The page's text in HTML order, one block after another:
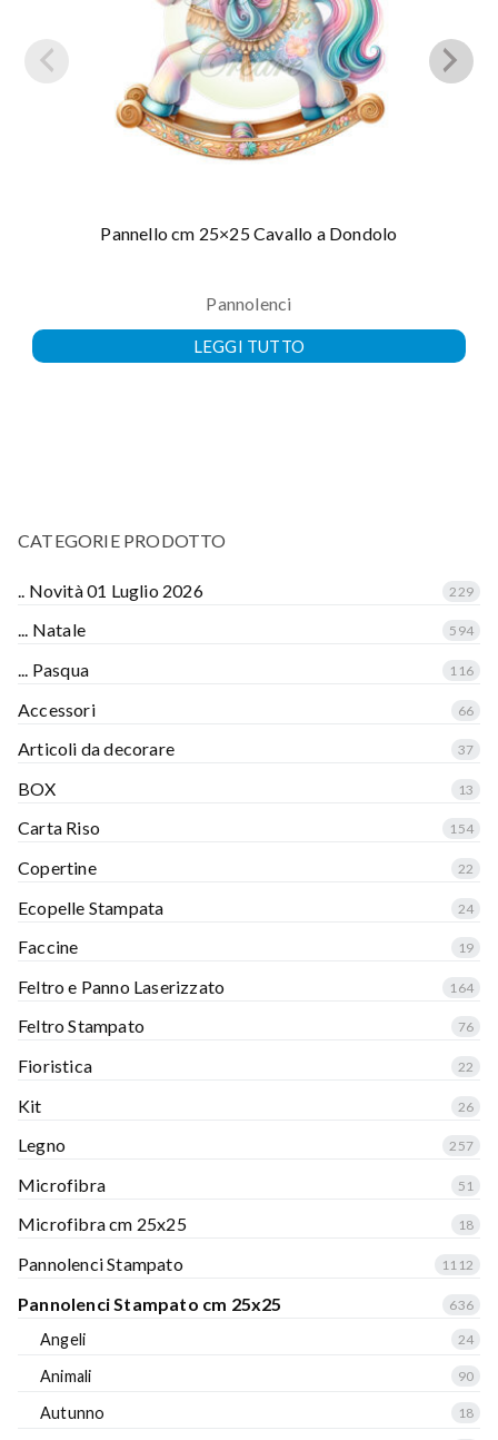
Pannello cm 25×25 Cavallo a Dondolo
Pannolenci
LEGGI TUTTO
CATEGORIE PRODOTTO
.. Novità 01 Luglio 2026 229
... Natale 594
... Pasqua 116
Accessori 66
Articoli da decorare 37
BOX 13
Carta Riso 154
Copertine 22
Ecopelle Stampata 24
Faccine 19
Feltro e Panno Laserizzato 164
Feltro Stampato 76
Fioristica 22
Kit 26
Legno 257
Microfibra 51
Microfibra cm 25x25 18
Pannolenci Stampato 1112
Pannolenci Stampato cm 25x25 636
Angeli 24
Animali 90
Autunno 18